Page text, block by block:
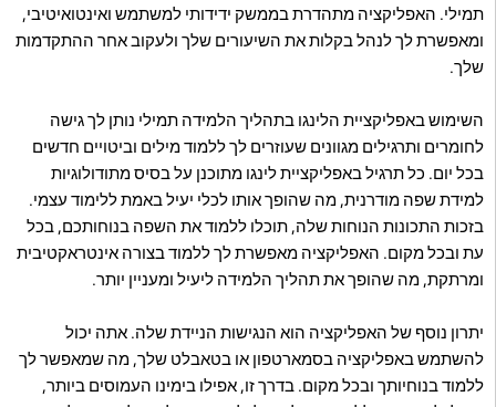
תמילי. האפליקציה מתהדרת בממשק ידידותי למשתמש ואינטואיטיבי,
ומאפשרת לך לנהל בקלות את השיעורים שלך ולעקוב אחר ההתקדמות
שלך.
השימוש באפליקציית הלינגו בתהליך הלמידה תמילי נותן לך גישה
לחומרים ותרגילים מגוונים שעוזרים לך ללמוד מילים וביטויים חדשים
בכל יום. כל תרגיל באפליקציית לינגו מתוכנן על בסיס מתודולוגיות
למידת שפה מודרנית, מה שהופך אותו לכלי יעיל באמת ללימוד עצמי.
בזכות התכונות הנוחות שלה, תוכלו ללמוד את השפה בנוחותכם, בכל
עת ובכל מקום. האפליקציה מאפשרת לך ללמוד בצורה אינטראקטיבית
ומרתקת, מה שהופך את תהליך הלמידה ליעיל ומעניין יותר.
יתרון נוסף של האפליקציה הוא הנגישות הניידת שלה. אתה יכול
להשתמש באפליקציה בסמארטפון או בטאבלט שלך, מה שמאפשר לך
ללמוד בנוחיותך ובכל מקום. בדרך זו, אפילו בימינו העמוסים ביותר,